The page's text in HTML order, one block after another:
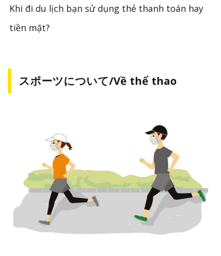
Khi đi du lịch bạn sử dụng thẻ thanh toán hay
tiền mặt?
スポーツについて/Về thể thao